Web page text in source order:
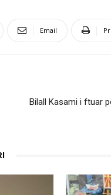
Email
Bilall Kasami i ftuar